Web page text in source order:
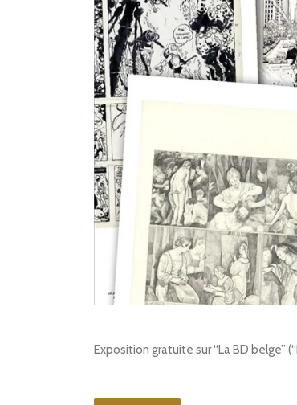
Exposition gratuite sur “La BD belge”